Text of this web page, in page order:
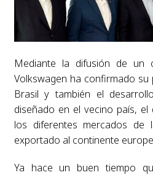
Mediante la difusión de un
Volkswagen ha confirmado
Brasil y también el
diseñado en el vecino país,
los diferentes mercados de
exportado al continente
Ya hace un buen tiempo